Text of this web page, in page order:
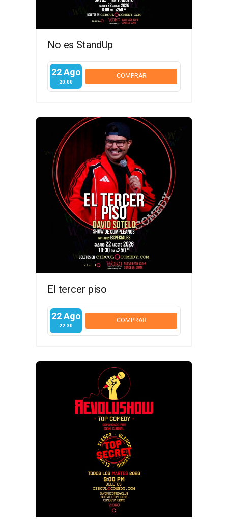
No es StandUp
22 Ago
20:00
COMPRAR
El tercer piso
22 Ago
22:30
COMPRAR